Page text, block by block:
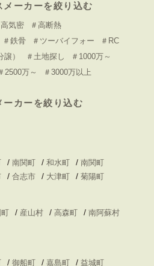
メーカーを絞り込む
高気密
＃高断熱
＃鉄骨 ＃ツーバイフォー
＃RC
） ＃土地探し
＃1000万～
2500万～ ＃3000万以上
カーを絞り込む
/ 南関町 / 和水町 / 南関町
/ 合志市 / 大津町 / 菊陽町
/ 産山村 / 高森町 / 南阿蘇村
/ 御船町 / 嘉島町 / 益城町